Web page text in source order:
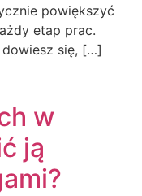
powiększyć
etap prac.
się, […]
w
ją